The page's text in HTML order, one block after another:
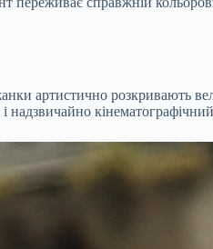
артистично розкривають
надзвичайно